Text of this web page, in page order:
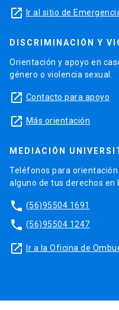
launch Ir al sitio de
DISCRIMINACIÓN Y
Orientación y apoyo en
género o violencia sexual.
launch Contacto para apoyo
launch Más orientación
MEDIACIÓN
Teléfonos para
alguno de tus derechos en
phone (56)95504 1691
phone (56)95504 1247
launch Ir a la Oficina de